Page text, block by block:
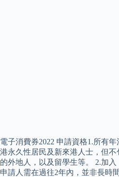
電子消費券2022 申請資格1.所有
港永久性居民及新來港人士，但
的外地人，以及留學生等。 2.加入
申請人需在過往2年內，並非長時